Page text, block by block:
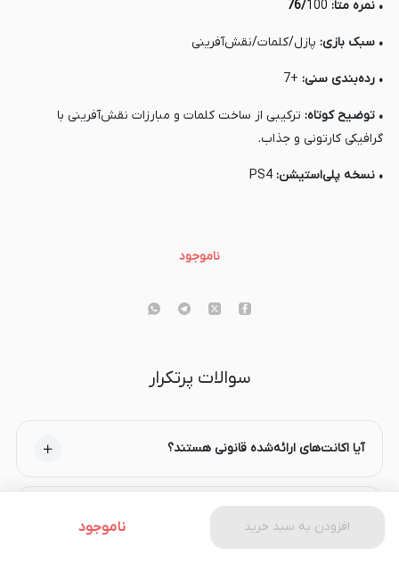
• نمره متا: 76/100
• سبک بازی:پازل/کلمات/نقش‌آفرینی
• رده‌بندی سنی: +7
• توضیح کوتاه: ترکیبی از ساخت کلمات و مبارزات نقش‌آفرینی با
گرافیکی کارتونی و جذاب.
• نسخه پلی‌استیشن: PS4
ناموجود
افزودن به سبد خرید ناموجود
سوالات پرتکرار
آیا اکانت‌های ارائه‌شده قانونی هستند؟